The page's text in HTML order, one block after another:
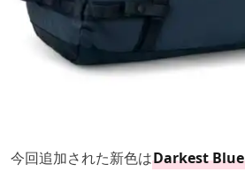
今回追加された新色はDarkest Blue